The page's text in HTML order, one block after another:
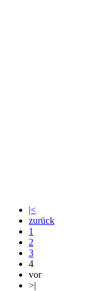
|<
zurück
1
2
3
4
vor
>|